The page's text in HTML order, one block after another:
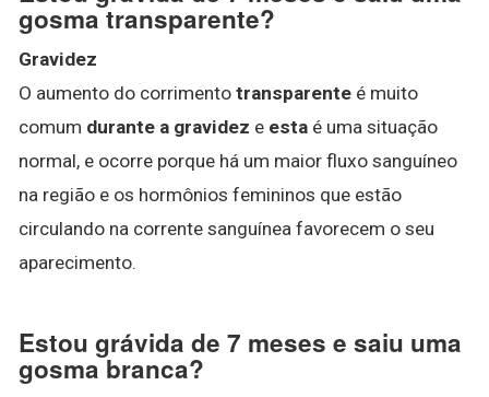
gosma transparente?
Gravidez
O aumento do corrimento transparente é muito
comum durante a gravidez e esta é uma situação
normal, e ocorre porque há um maior fluxo sanguíneo
na região e os hormônios femininos que estão
circulando na corrente sanguínea favorecem o seu
aparecimento.
Estou grávida de 7 meses e saiu uma
gosma branca?